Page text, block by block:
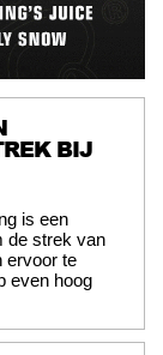
BIJ
is een
de strek van
ervoor te
even hoog